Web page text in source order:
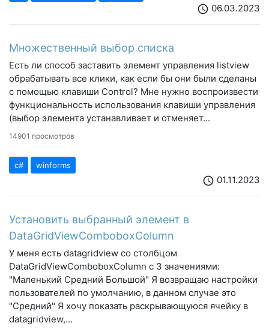
schedule 06.03.2023
Множественный выбор списка
Есть ли способ заставить элемент управления listview
обрабатывать все клики, как если бы они были сделаны
с помощью клавиши Control? Мне нужно воспроизвести
функциональность использования клавиши управления
(выбор элемента устанавливает и отменяет...
14901 просмотров
c# winforms
schedule 01.11.2023
Установить выбранный элемент в
DataGridViewComboboxColumn
У меня есть datagridview со столбцом
DataGridViewComboboxColumn с 3 значениями:
"Маленький Средний Большой" Я возвращаю настройки
пользователей по умолчанию, в данном случае это
"Средний" Я хочу показать раскрывающуюся ячейку в
datagridview,...